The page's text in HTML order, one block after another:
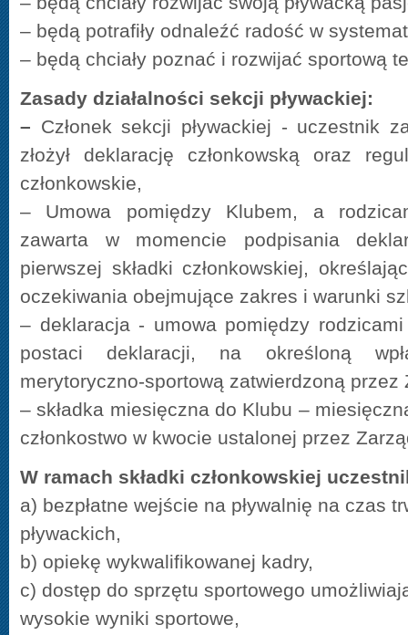
– będą potrafiły odnaleźć radość w
– będą chciały poznać i rozwijać sportową
Zasady działalności sekcji pływackiej:
– Członek sekcji pływackiej - uczestnik
złożył deklarację członkowską oraz
członkowskie,
– Umowa pomiędzy Klubem, a
zawarta w momencie podpisania
pierwszej składki członkowskiej,
oczekiwania obejmujące zakres i warunki
– deklaracja - umowa pomiędzy
postaci deklaracji, na określoną
merytoryczno-sportową zatwierdzoną przez
– składka miesięczna do Klubu –
członkostwo w kwocie ustalonej przez
W ramach składki członkowskiej
a) bezpłatne wejście na pływalnię na czas
pływackich,
b) opiekę wykwalifikowanej kadry,
c) dostęp do sprzętu sportowego
wysokie wyniki sportowe,